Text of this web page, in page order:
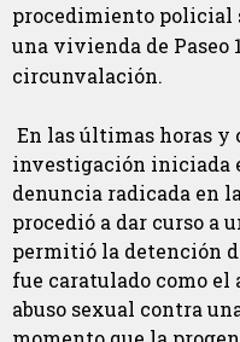
procedimiento policial
una vivienda de Paseo
circunvalación.
En las últimas horas y
investigación iniciada
denuncia radicada en
procedió a dar curso a
permitió la detención
fue caratulado como el
abuso sexual contra